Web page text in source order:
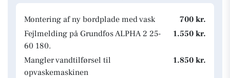
Montering af ny bordplade med vask
700 kr.
Fejlmelding på Grundfos ALPHA 2 25-
60 180.
1.550 kr.
Mangler vandtilførsel til
opvaskemaskinen
1.850 kr.